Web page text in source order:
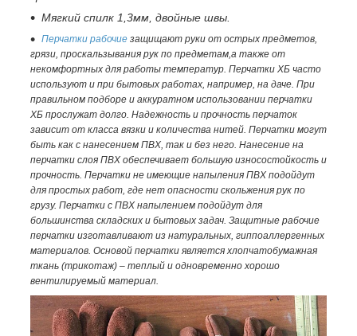
Мягкий спилк 1,3мм, двойные швы.
Перчатки рабочие защищают руки от острых предметов,
грязи, проскальзывания рук по предметам,а также от
некомфортных для работы температур. Перчатки ХБ часто
используют и при бытовых работах, например, на даче. При
правильном подборе и аккуратном использовании перчатки
ХБ прослужат долго. Надежность и прочность перчаток
зависит от класса вязки и количества нитей. Перчатки могут
быть как с нанесением ПВХ, так и без него. Нанесение на
перчатки слоя ПВХ обеспечивает большую износостойкость и
прочность. Перчатки не имеющие напыления ПВХ подойдут
для простых работ, где нет опасности скольжения рук по
грузу. Перчатки с ПВХ напылением подойдут для
большинства складских и бытовых задач. Защитные рабочие
перчатки изготавливают из натуральных, гиппоаллергенных
материалов. Основой перчатки является хлопчатобумажная
ткань (трикотаж) – теплый и одновременно хорошо
вентилируемый материал.